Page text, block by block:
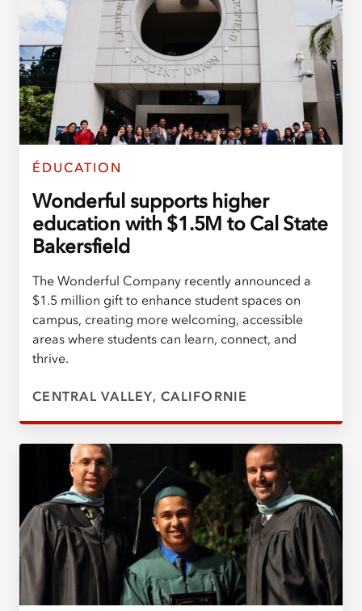
ÉDUCATION
Wonderful supports higher
education with $1.5M to Cal State
Bakersfield
The Wonderful Company recently announced a
$1.5 million gift to enhance student spaces on
campus, creating more welcoming, accessible
areas where students can learn, connect, and
thrive.
CENTRAL VALLEY, CALIFORNIE